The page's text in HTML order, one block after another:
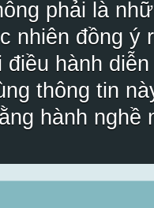
phải là
nhiên đồng ý
hành
thông tin
hành